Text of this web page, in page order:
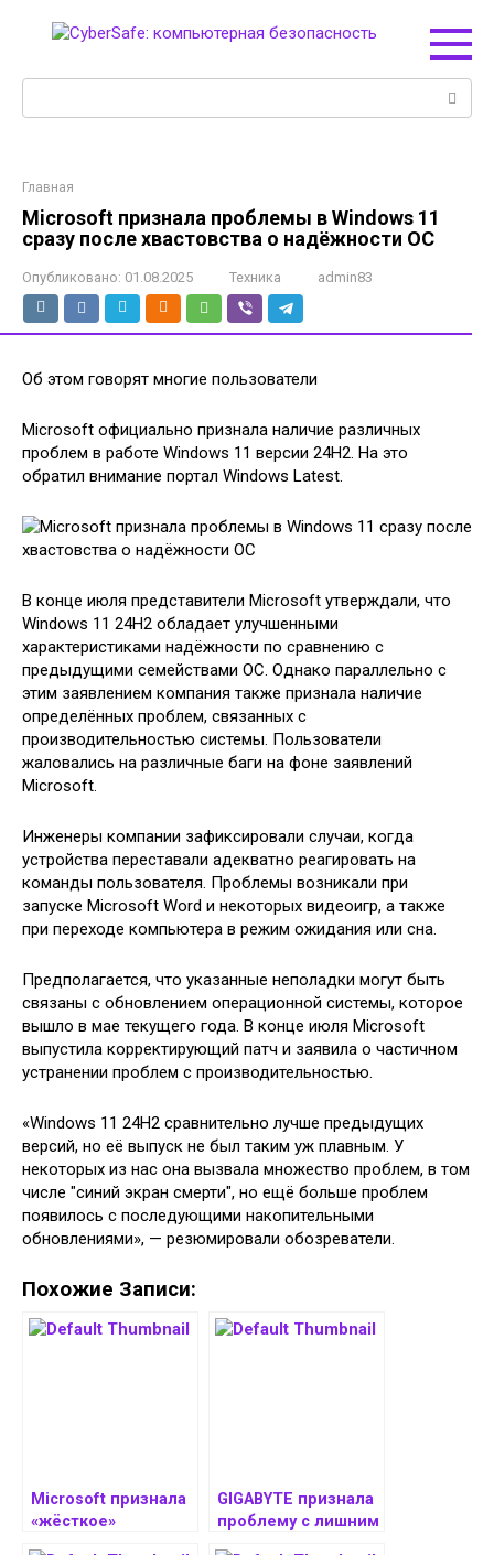
Главная
Microsoft признала проблемы в Windows 11
сразу после хвастовства о надёжности ОС
Опубликовано: 01.08.2025 Техника admin83
Об этом говорят многие пользователи
Microsoft официально признала наличие различных
проблем в работе Windows 11 версии 24H2. На это
обратил внимание портал Windows Latest.
В конце июля представители Microsoft утверждали, что
Windows 11 24H2 обладает улучшенными
характеристиками надёжности по сравнению с
предыдущими семействами ОС. Однако параллельно с
этим заявлением компания также признала наличие
определённых проблем, связанных с
производительностью системы. Пользователи
жаловались на различные баги на фоне заявлений
Microsoft.
Инженеры компании зафиксировали случаи, когда
устройства переставали адекватно реагировать на
команды пользователя. Проблемы возникали при
запуске Microsoft Word и некоторых видеоигр, а также
при переходе компьютера в режим ожидания или сна.
Предполагается, что указанные неполадки могут быть
связаны с обновлением операционной системы, которое
вышло в мае текущего года. В конце июля Microsoft
выпустила корректирующий патч и заявила о частичном
устранении проблем с производительностью.
«Windows 11 24H2 сравнительно лучше предыдущих
версий, но её выпуск не был таким уж плавным. У
некоторых из нас она вызвала множество проблем, в том
числе "синий экран смерти", но ещё больше проблем
появилось с последующими накопительными
обновлениями», — резюмировали обозреватели.
Похожие Записи:
Microsoft признала
«жёсткое»
GIGABYTE признала
проблему с лишним